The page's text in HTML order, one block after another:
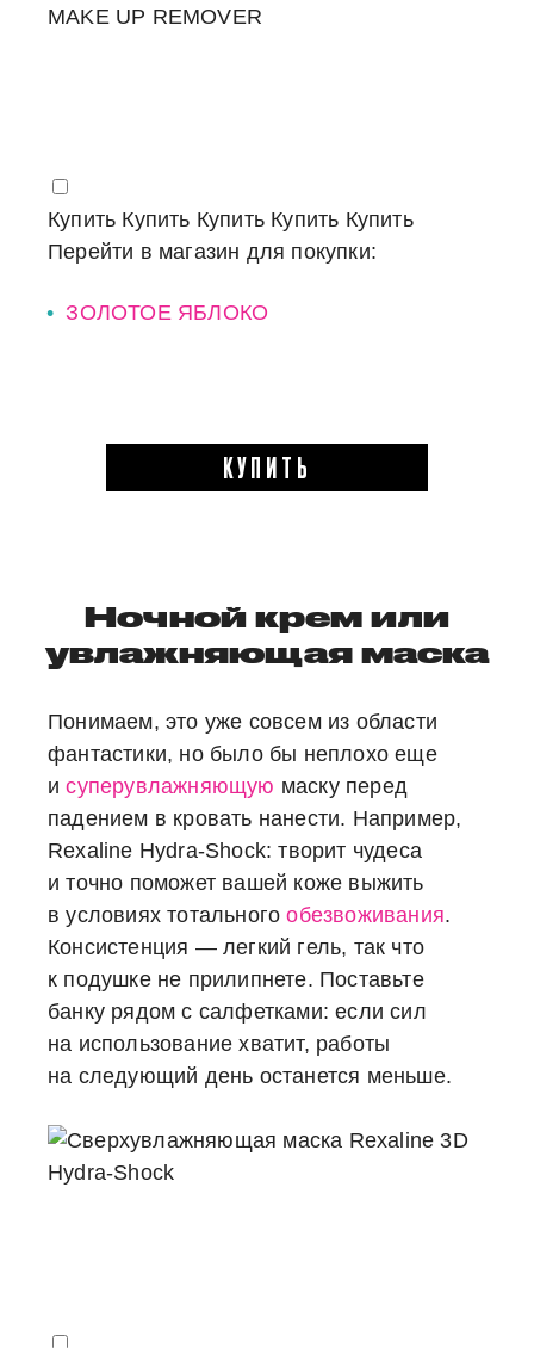
Купить Купить Купить Купить Купить
Перейти в магазин для покупки:
ЗОЛОТОЕ ЯБЛОКО
КУПИТЬ
Ночной крем или
увлажняющая маска
Понимаем, это уже совсем из области
фантастики, но было бы неплохо еще
исуперувлажняющую маску перед
падением в кровать нанести. Например,
Rexaline Hydra-Shock: творит чудеса
и точно поможет вашей коже выжить
в условиях тотальногообезвоживания.
Консистенция — легкий гель, так что
к подушке не прилипнете. Поставьте
банку рядом с салфетками: если сил
на использование хватит, работы
на следующий день останется меньше.